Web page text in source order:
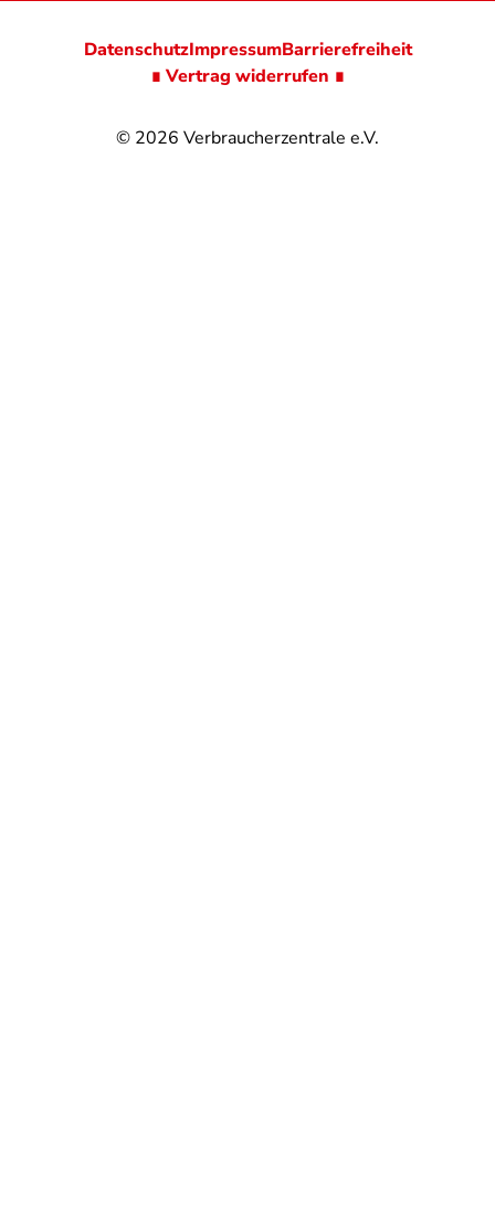
© 2026 Verbraucherzentrale e.V.
DatenschutzImpressumBarrierefreiheit
∎ Vertrag widerrufen ∎